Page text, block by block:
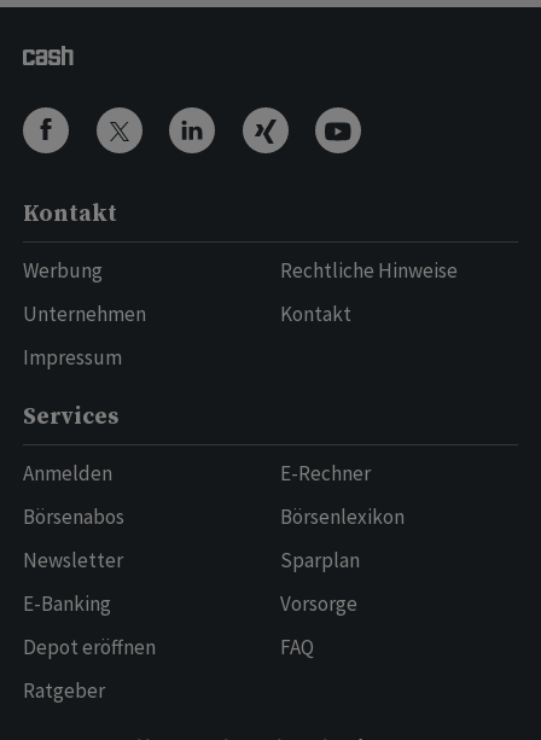
Kontakt
Werbung
Unternehmen
Impressum
Rechtliche Hinweise
Kontakt
Services
Anmelden
Börsenabos
Newsletter
E-Banking
Depot eröffnen
Ratgeber
E-Rechner
Börsenlexikon
Sparplan
Vorsorge
FAQ